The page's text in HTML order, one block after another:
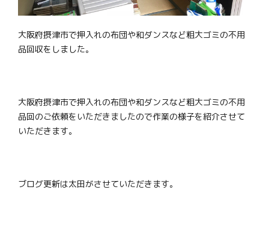
大阪府摂津市で押入れの布団や和ダンスなど粗大ゴミの不用
品回収をしました。
大阪府摂津市で押入れの布団や和ダンスなど粗大ゴミの不用
品回のご依頼をいただきましたので作業の様子を紹介させて
いただきます。
ブログ更新は太田がさせていただきます。